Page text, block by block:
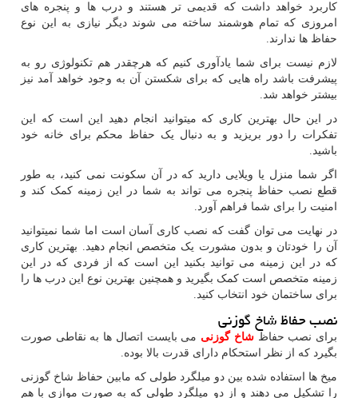
کاربرد خواهد داشت که قدیمی تر هستند و درب ها و پنجره های
امروزی که تمام هوشمند ساخته می شوند دیگر نیازی به این نوع
حفاظ ها ندارند.
لازم نیست برای شما یادآوری کنیم که هرچقدر هم تکنولوژی رو به
پیشرفت باشد راه هایی که برای شکستن آن به وجود خواهد آمد نیز
بیشتر خواهد شد.
در این حال بهترین کاری که میتوانید انجام دهید این است که این
تفکرات را دور بریزید و به دنبال یک حفاظ محکم برای خانه خود
باشید.
اگر شما منزل یا ویلایی دارید که در آن سکونت نمی کنید، به طور
قطع نصب حفاظ پنجره می تواند به شما در این زمینه کمک کند و
امنیت را برای شما فراهم آورد.
در نهایت می توان گفت که نصب کاری آسان است اما شما نمیتوانید
آن را خودتان و بدون مشورت یک متخصص انجام دهید. بهترین کاری
که در این زمینه می توانید بکنید این است که از فردی که در این
زمینه متخصص است کمک بگیرید و همچنین بهترین نوع این درب ها را
برای ساختمان خود انتخاب کنید.
نصب حفاظ شاخ گوزنی
برای نصب حفاظشاخ گوزنی می بایست اتصال ها به نقاطی صورت
بگیرد که از نظر استحکام دارای قدرت بالا بوده.
میخ ها استفاده شده بین دو میلگرد طولی که مابین حفاظ شاخ گوزنی
را تشکیل می دهند و از دو میلگرد طولی که به صورت موازی با هم